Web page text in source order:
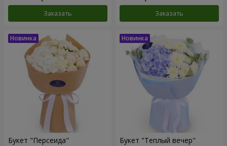
Заказать Заказать
Букет "Персеида" Букет "Теплый вечер"